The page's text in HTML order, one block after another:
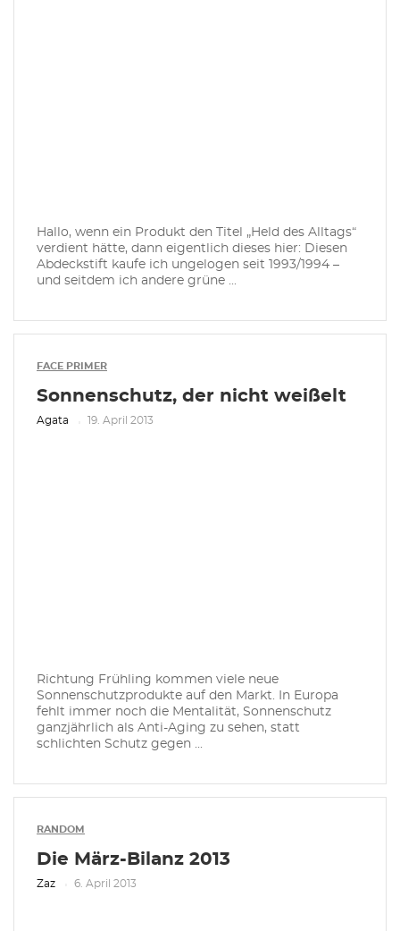
Hallo, wenn ein Produkt den Titel „Held des Alltags“
verdient hätte, dann eigentlich dieses hier: Diesen
Abdeckstift kaufe ich ungelogen seit 1993/1994 –
und seitdem ich andere grüne ...
FACE PRIMER
Sonnenschutz, der nicht weißelt
Agata 19. April 2013
Richtung Frühling kommen viele neue
Sonnenschutzprodukte auf den Markt. In Europa
fehlt immer noch die Mentalität, Sonnenschutz
ganzjährlich als Anti-Aging zu sehen, statt
schlichten Schutz gegen ...
RANDOM
Die März-Bilanz 2013
Zaz 6. April 2013